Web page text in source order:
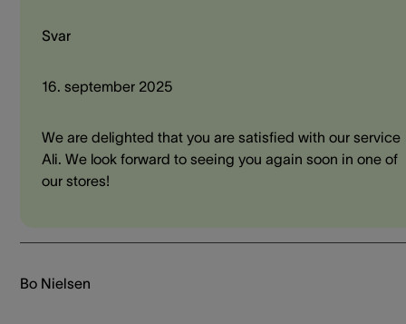
Svar
16. september 2025
We are delighted that you are satisfied with our service
Ali. We look forward to seeing you again soon in one of
our stores!
Bo Nielsen